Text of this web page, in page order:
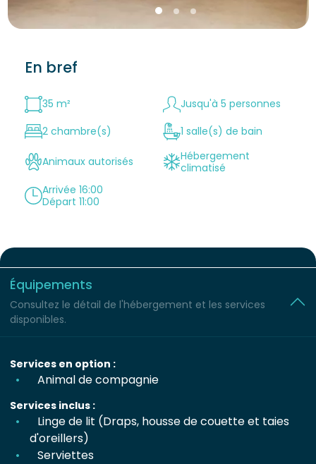
En bref
35 m²
Jusqu'à 5 personnes
2 chambre(s)
1 salle(s) de bain
Animaux autorisés
Hébergement
climatisé
Arrivée 16:00
Départ 11:00
Équipements
Consultez le détail de l'hébergement et les services
disponibles.
Services en option :
Animal de compagnie
Services inclus :
Linge de lit (Draps, housse de couette et taies
d'oreillers)
Serviettes